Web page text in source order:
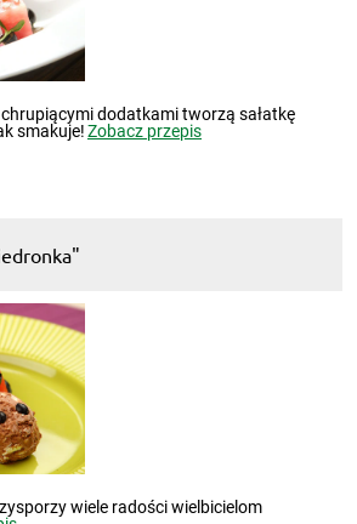
dodatkami tworzą sałatkę
smakuje!Zobacz przepis
wiele radości wielbicielom